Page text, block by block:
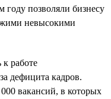
году позволяли бизнесу
невысокими
к работе
дефицита кадров.
вакансий, в которых